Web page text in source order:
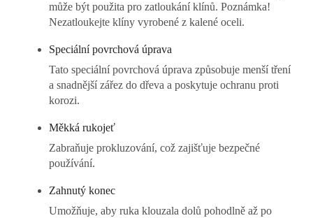
může být použita pro zatloukání klínů. Poznámka!
Nezatloukejte klíny vyrobené z kalené oceli.
Speciální povrchová úprava
Tato speciální povrchová úprava způsobuje menší tření
a snadnější zářez do dřeva a poskytuje ochranu proti
korozi.
Měkká rukojeť
Zabraňuje prokluzování, což zajišťuje bezpečné
používání.
Zahnutý konec
Umožňuje, aby ruka klouzala dolů pohodlně až po